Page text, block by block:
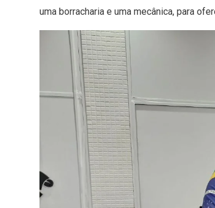
uma borracharia e uma mecânica, para